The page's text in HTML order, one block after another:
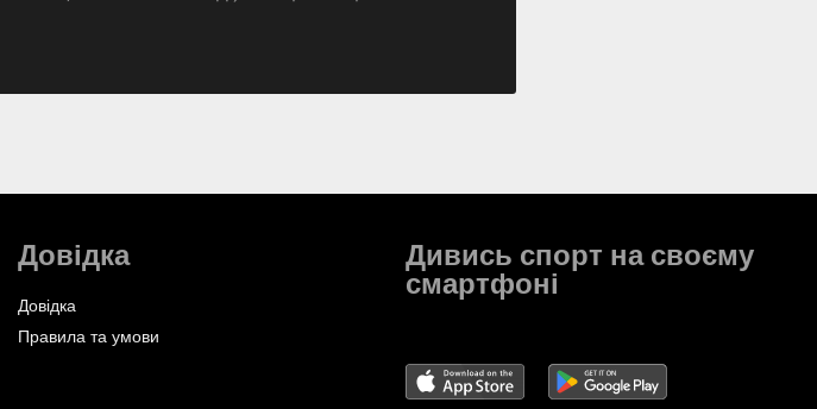
Довідка
Довідка
Правила та умови
Дивись спорт на своєму
смартфоні